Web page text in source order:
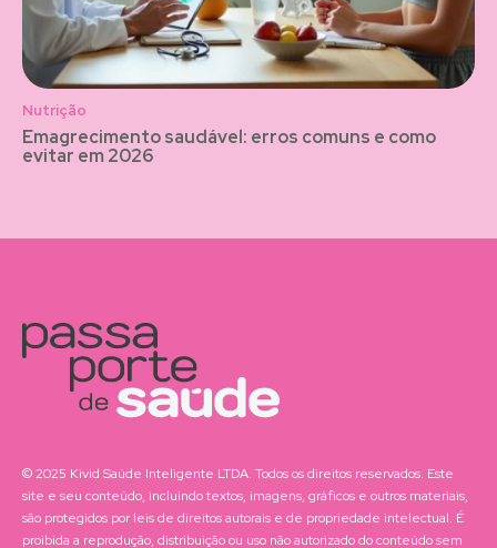
Nutrição
Emagrecimento saudável: erros comuns e como
evitar em 2026
© 2025 Kivid Saúde Inteligente LTDA. Todos os direitos reservados. Este
site e seu conteúdo, incluindo textos, imagens, gráficos e outros materiais,
são protegidos por leis de direitos autorais e de propriedade intelectual. É
proibida a reprodução, distribuição ou uso não autorizado do conteúdo sem